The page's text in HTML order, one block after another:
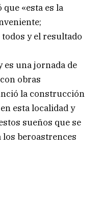
«esta es la
y el resultado
es una jornada de
obras
la construcción
esta localidad y
sueños que se
los beroastrences